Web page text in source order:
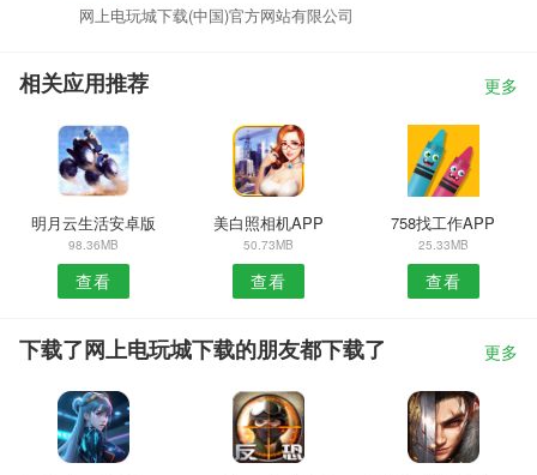
网上电玩城下载(中国)官方网站有限公司
相关应用推荐 更多
明月云生活安卓版
98.36MB
查看
美白照相机APP
50.73MB
查看
758找工作APP
25.33MB
查看
下载了网上电玩城下载的朋友都下载了 更多